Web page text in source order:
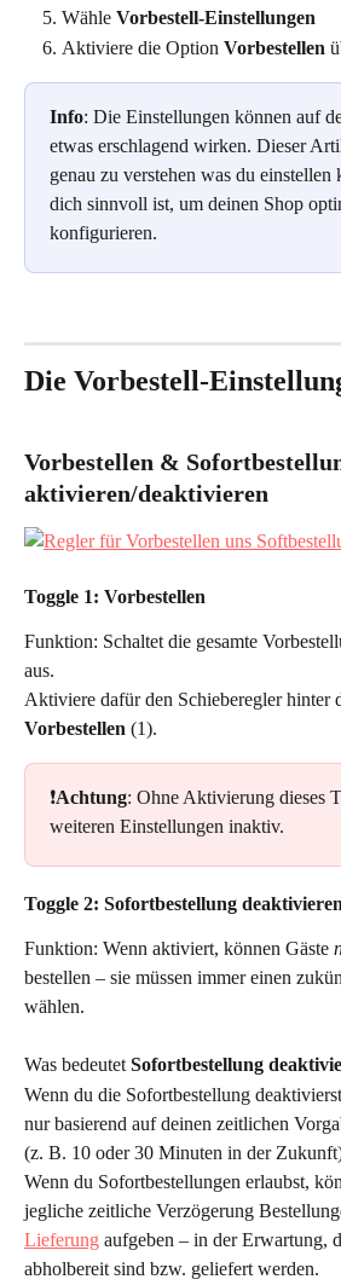
Wähle Vorbestell-Einstellungen
Aktiviere die Option Vorbestellen
Info: Die Einstellungen können auf
etwas erschlagend wirken. Dieser
genau zu verstehen was du
dich sinnvoll ist, um deinen Shop
konfigurieren.
Die Vorbestell-
Vorbestellen &
aktivieren/deaktivieren
Toggle 1: Vorbestellen
Funktion: Schaltet die gesamte
aus.
Aktiviere dafür den Schieberegler hinter
Vorbestellen (1).
❗Achtung: Ohne Aktivierung dieses
weiteren Einstellungen inaktiv.
Toggle 2: Sofortbestellung deaktivieren
Funktion: Wenn aktiviert, können Gäste
bestellen – sie müssen immer einen
wählen.
Was bedeutet Sofortbestellung
Wenn du die Sofortbestellung
nur basierend auf deinen zeitlichen
(z. B. 10 oder 30 Minuten in der
Wenn du Sofortbestellungen erlaubst,
jegliche zeitliche Verzögerung
Lieferung aufgeben – in der Erwartung,
abholbereit sind bzw. geliefert werden.